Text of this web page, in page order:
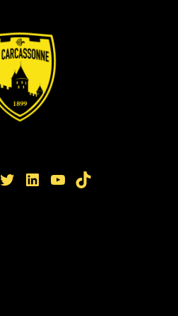
Twitter LinkedIn YouTube TikTok